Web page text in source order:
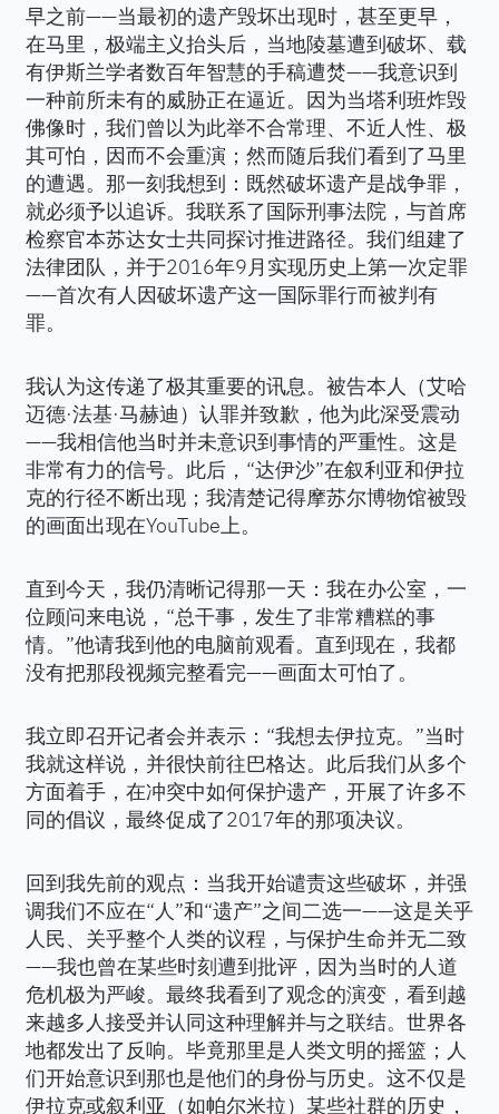
早之前——当最初的遗产毁坏出现时，甚至更早，
在马里，极端主义抬头后，当地陵墓遭到破坏、载
有伊斯兰学者数百年智慧的手稿遭焚——我意识到
一种前所未有的威胁正在逼近。因为当塔利班炸毁
佛像时，我们曾以为此举不合常理、不近人性、极
其可怕，因而不会重演；然而随后我们看到了马里
的遭遇。那一刻我想到：既然破坏遗产是战争罪，
就必须予以追诉。我联系了国际刑事法院，与首席
检察官本苏达女士共同探讨推进路径。我们组建了
法律团队，并于2016年9月实现历史上第一次定罪
——首次有人因破坏遗产这一国际罪行而被判有
罪。
我认为这传递了极其重要的讯息。被告本人（艾哈
迈德·法基·马赫迪）认罪并致歉，他为此深受震动
——我相信他当时并未意识到事情的严重性。这是
非常有力的信号。此后，“达伊沙”在叙利亚和伊拉
克的行径不断出现；我清楚记得摩苏尔博物馆被毁
的画面出现在YouTube上。
直到今天，我仍清晰记得那一天：我在办公室，一
位顾问来电说，“总干事，发生了非常糟糕的事
情。”他请我到他的电脑前观看。直到现在，我都
没有把那段视频完整看完——画面太可怕了。
我立即召开记者会并表示：“我想去伊拉克。”当时
我就这样说，并很快前往巴格达。此后我们从多个
方面着手，在冲突中如何保护遗产，开展了许多不
同的倡议，最终促成了2017年的那项决议。
回到我先前的观点：当我开始谴责这些破坏，并强
调我们不应在“人”和“遗产”之间二选一——这是关乎
人民、关乎整个人类的议程，与保护生命并无二致
——我也曾在某些时刻遭到批评，因为当时的人道
危机极为严峻。最终我看到了观念的演变，看到越
来越多人接受并认同这种理解并与之联结。世界各
地都发出了反响。毕竟那里是人类文明的摇篮；人
们开始意识到那也是他们的身份与历史。这不仅是
伊拉克或叙利亚（如帕尔米拉）某些社群的历史，